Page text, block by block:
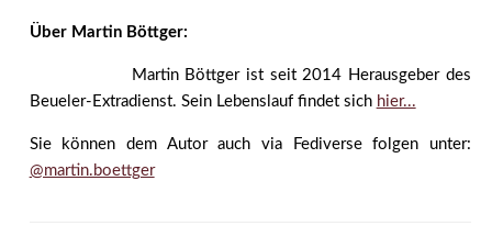
Über Martin Böttger:
Martin Böttger ist seit 2014 Herausgeber des
Beueler-Extradienst. Sein Lebenslauf findet sich hier...
Sie können dem Autor auch via Fediverse folgen unter:
@martin.boettger